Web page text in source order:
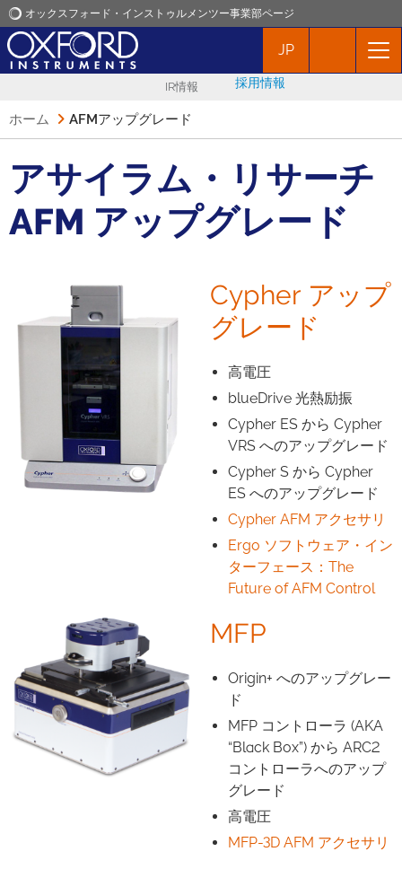
オックスフォード・インストゥルメンツー事業部ページ
オックスフォード・インストゥルメンツ
ニュース
お問い合わせ
JP
IR情報 採用情報
ホーム AFMアップグレード
アサイラム・リサーチ
AFM アップグレード
Cypher アップ
グレード
高電圧
blueDrive 光熱励振
Cypher ES から Cypher
VRS へのアップグレード
Cypher S から Cypher
ES へのアップグレード
Cypher AFM アクセサリ
Ergo ソフトウェア・イン
ターフェース：The
Future of AFM Control
MFP
Origin+ へのアップグレー
ド
MFP コントローラ (AKA
“Black Box”) から ARC2
コントローラへのアップ
グレード
高電圧
MFP-3D AFM アクセサリ